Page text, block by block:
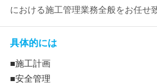
における施工管理業務全般をお任せ
具体的には
■施工計画
■安全管理